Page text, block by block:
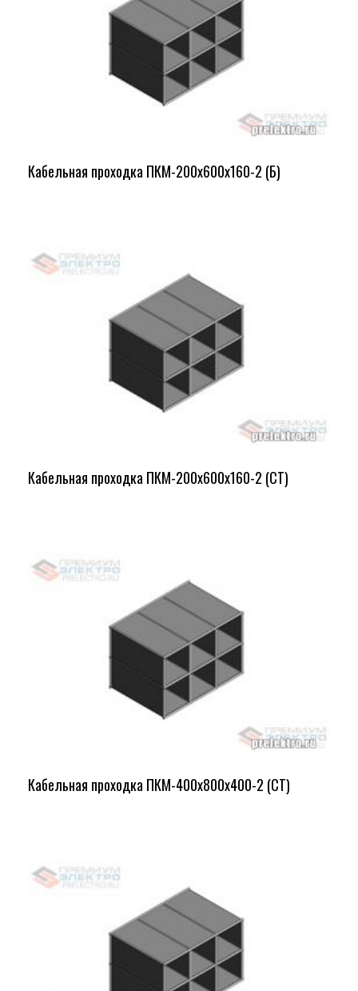
Кабельная проходка ПКМ-200х600х160-2 (Б)
Кабельная проходка ПКМ-200х600х160-2 (СТ)
Кабельная проходка ПКМ-400х800х400-2 (СТ)